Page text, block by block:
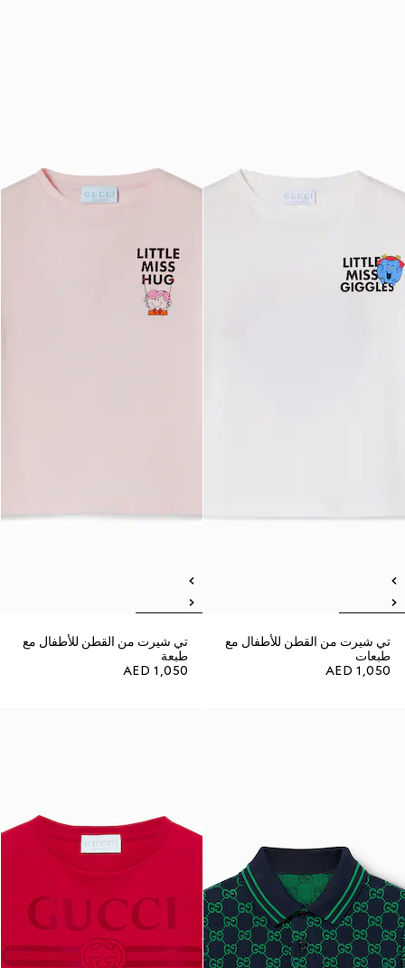
تي شيرت من القطن للأطفال مع
طبعات
AED 1,050
تي شيرت من القطن للأطفال مع
طبعة
AED 1,050